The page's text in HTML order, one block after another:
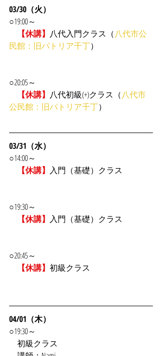
03/30（火）
○19:00～
【休講】 八代入門クラス（八代市公
民館：旧パトリア千丁）
○20:05～
【休講】 八代初級(+)クラス（八代市
公民館：旧パトリア千丁）
03/31（水）
○14:00～
【休講】 入門（基礎）クラス
○19:30～
【休講】 入門（基礎）クラス
○20:45～
【休講】 初級クラス
04/01（木）
○19:30～
初級クラス